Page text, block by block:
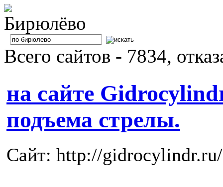
Всего сайтов - 7834,
на сайте
подъема стрелы.
Сайт: http://gidrocylindr.ru/